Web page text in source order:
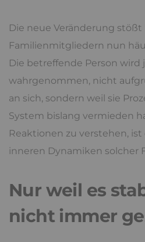
Die neue Veränderung
Familienmitgliedern nun
Die betreffende Person
wahrgenommen, nicht
an sich, sondern weil sie
System bislang vermieden
Reaktionen zu verstehen, ist
inneren Dynamiken solcher
Nur weil es
nicht immer